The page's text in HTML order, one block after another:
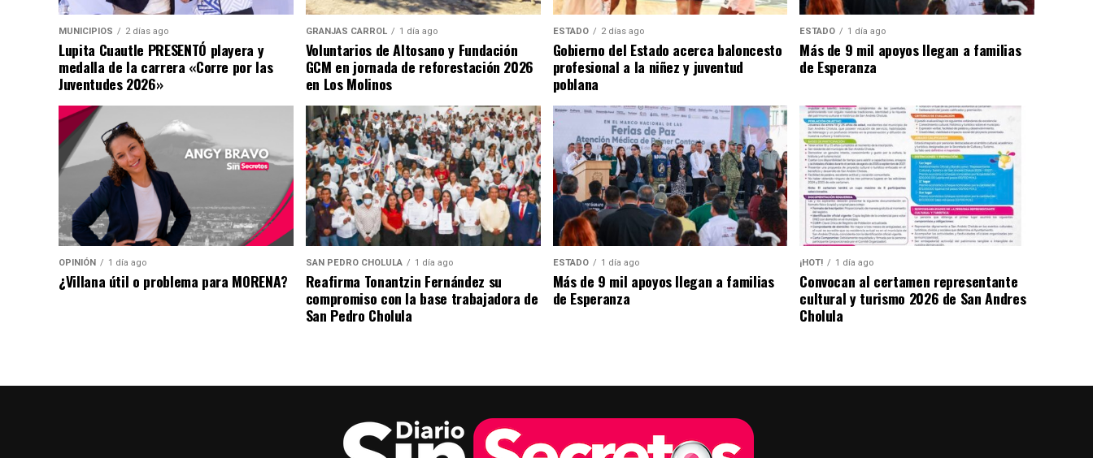
MUNICIPIOS 2 días ago
Lupita Cuautle PRESENTÓ playera y
medalla de la carrera «Corre por las
Juventudes 2026»
GRANJAS CARROL 1 día ago
Voluntarios de Altosano y Fundación
GCM en jornada de reforestación 2026
en Los Molinos
ESTADO 2 días ago
Gobierno del Estado acerca baloncesto
profesional a la niñez y juventud
poblana
ESTADO 1 día ago
Más de 9 mil apoyos llegan a familias
de Esperanza
OPINIÓN 1 día ago
¿Villana útil o problema para MORENA?
SAN PEDRO CHOLULA 1 día ago
Reafirma Tonantzin Fernández su
compromiso con la base trabajadora de
San Pedro Cholula
ESTADO 1 día ago
Más de 9 mil apoyos llegan a familias
de Esperanza
¡HOT! 1 día ago
Convocan al certamen representante
cultural y turismo 2026 de San Andres
Cholula